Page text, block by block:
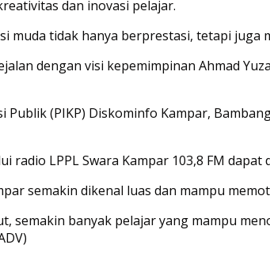
dan inovasi pelajar.
tidak hanya berprestasi, tetapi juga
dengan visi kepemimpinan Ahmad
(PIKP) Diskominfo Kampar,
LPPL Swara Kampar 103,8 FM
semakin dikenal luas dan mampu
semakin banyak pelajar yang mampu